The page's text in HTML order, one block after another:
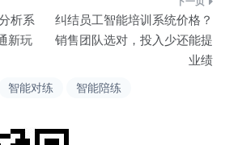
智能对练 智能陪练
析系
新玩
纠结员工智能培训系统价格？
销售团队选对，投入少还能提
业绩